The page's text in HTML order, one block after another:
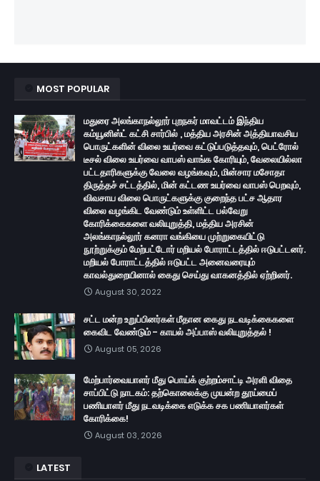
MOST POPULAR
மதுரை அலங்காநல்லூர் புறநகர் மாவட்டம் இந்திய
கம்யூனிஸ்ட் கட்சி சார்பில் , மத்திய அரசின் அத்தியாவசிய
பொருட்களின் விலை உயர்வை கட்டுப்படுத்தவும், பெட்ரோல்
டீசல் விலை உயர்வை வாபஸ் வாங்க கோரியும், வேலையில்லா
பட்டதாரிகளுக்கு வேலை வழங்கவும், மின்சார மசோதா
திருத்தச் சட்டத்தில், மின் கட்டண உயர்வை வாபஸ் பெறவும்,
விவசாய விலை பொருட்களுக்கு குறைந்த பட்ச ஆதார
விலை வழங்கிட வேண்டும் உள்ளிட்ட பல்வேறு
கோரிக்கைகளை வலியுறுத்தி, மத்திய அரசின்
அலங்காநல்லூர் கனரா வங்கியை முற்றுகையிட்டு
நூற்றுக்கும் மேற்பட்டோர் மறியல் போராட்டத்தில் ஈடுபட்டனர்.
மறியல் போராட்டத்தில் ஈடுபட்ட அனைவரையும்
காவல்துறையினால் கைது செய்து வாகனத்தில் ஏற்றினர்.
August 30, 2022
சட்ட மன்ற உறுப்பினர்கள் மீதான கைது நடவடிக்கைகளை
கைவிட வேண்டும் - காயல் அப்பாஸ் வலியுறுத்தல் !
August 05, 2026
மேற்பார்வையாளர் மீது பொய்க் குற்றம்சாட்டி அரளி விதை
சாப்பிட்டு நாடகம்: தற்கொலைக்கு முயன்ற தூய்மைப்
பணியாளர் மீது நடவடிக்கை எடுக்க சக பணியாளர்கள்
கோரிக்கை!
August 03, 2026
LATEST